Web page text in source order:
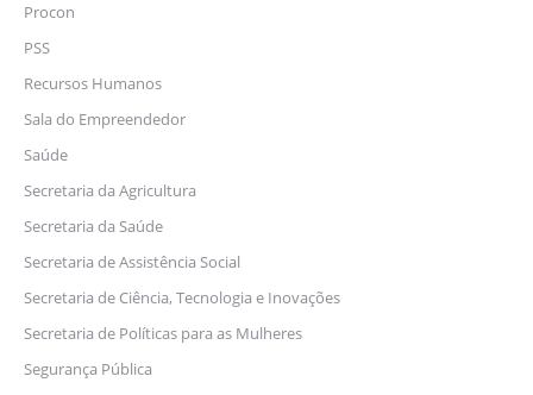
Procon
PSS
Recursos Humanos
Sala do Empreendedor
Saúde
Secretaria da Agricultura
Secretaria da Saúde
Secretaria de Assistência Social
Secretaria de Ciência, Tecnologia e Inovações
Secretaria de Políticas para as Mulheres
Segurança Pública